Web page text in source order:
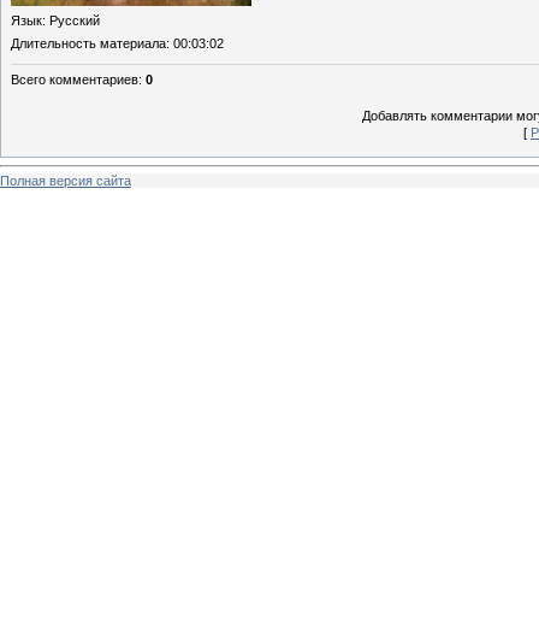
Язык: Русский
Длительность материала: 00:03:02
Всего комментариев: 0
Добавлять комментарии
[
Полная версия сайта